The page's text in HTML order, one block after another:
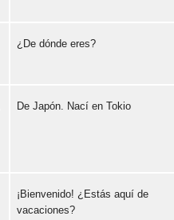
¿De dónde eres?
De Japón. Nací en Tokio
¡Bienvenido! ¿Estás aquí de
vacaciones?